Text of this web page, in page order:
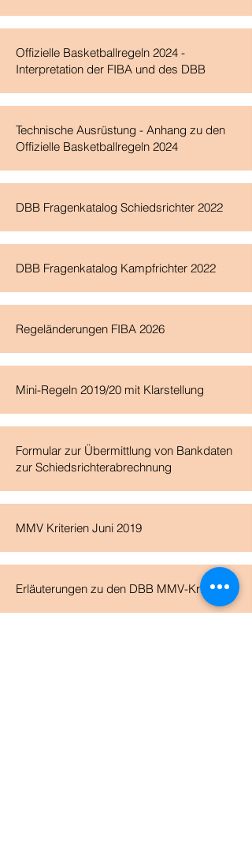
Offizielle Basketballregeln 2024 -
Interpretation der FIBA und des DBB
Technische Ausrüstung - Anhang zu den
Offizielle Basketballregeln 2024
DBB Fragenkatalog Schiedsrichter 2022
DBB Fragenkatalog Kampfrichter 2022
Regeländerungen FIBA 2026
Mini-Regeln 2019/20 mit Klarstellung
Formular zur Übermittlung von Bankdaten
zur Schiedsrichterabrechnung
MMV Kriterien Juni 2019
Erläuterungen zu den DBB MMV-Kriterien